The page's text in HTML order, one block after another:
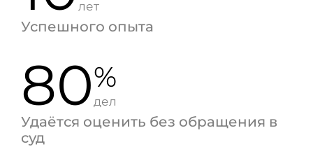
лет
Успешного опыта
80%
дел
Удаётся оценить без обращения в
суд